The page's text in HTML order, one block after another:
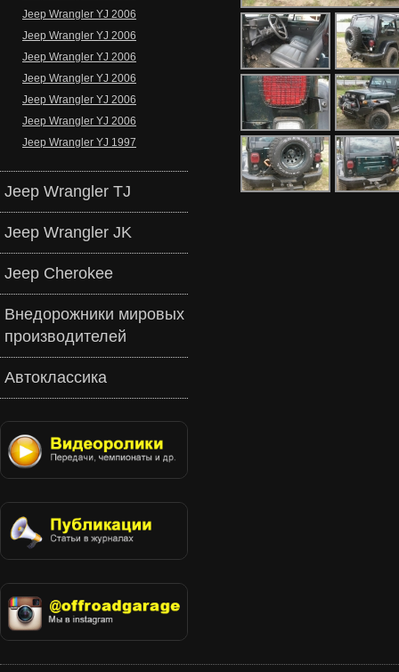
Jeep Wrangler YJ 2006
Jeep Wrangler YJ 2006
Jeep Wrangler YJ 2006
Jeep Wrangler YJ 2006
Jeep Wrangler YJ 2006
Jeep Wrangler YJ 2006
Jeep Wrangler YJ 1997
Jeep Wrangler TJ
Jeep Wrangler JK
Jeep Cherokee
Внедорожники мировых
производителей
Автоклассика